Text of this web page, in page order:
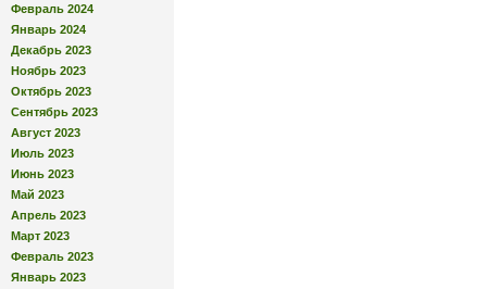
Февраль 2024
Январь 2024
Декабрь 2023
Ноябрь 2023
Октябрь 2023
Сентябрь 2023
Август 2023
Июль 2023
Июнь 2023
Май 2023
Апрель 2023
Март 2023
Февраль 2023
Январь 2023